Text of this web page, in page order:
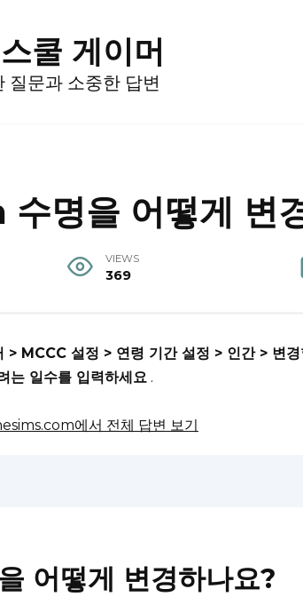
쿨 게이머
질문과 소중한 답변
명을 어떻게 변
VIEWS
369
> MCCC 설정 > 연령 기간 설정 > 인간 > 변
는 일수를 입력하세요 .
에서 전체 답변 보기
어떻게 변경하나요?